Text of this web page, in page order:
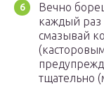
Вечно
каждый раз
смазывай
тщательно